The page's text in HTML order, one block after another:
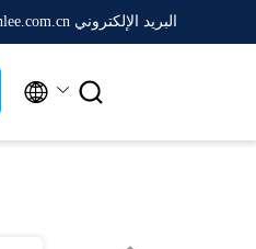
البريد الإلكتروني sales02@cenlee.com.cn
 